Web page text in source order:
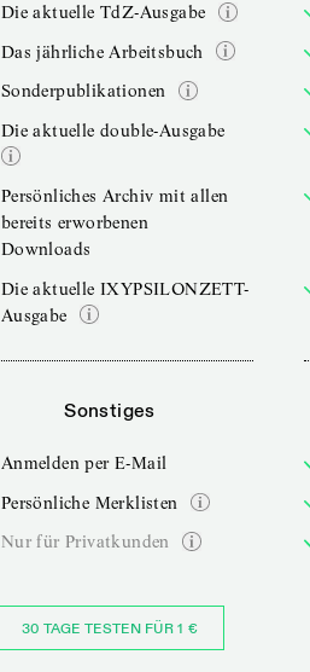
Die aktuelle TdZ-Ausgabe
Das jährliche Arbeitsbuch
Sonderpublikationen
Die aktuelle double-Ausgabe
Persönliches Archiv mit allen
bereits erworbenen
Downloads
Die aktuelle IXYPSILONZETT-
Ausgabe
Sonstiges
Anmelden per E-Mail
Persönliche Merklisten
Nur für Privatkunden
30 TAGE TESTEN FÜR 1 €